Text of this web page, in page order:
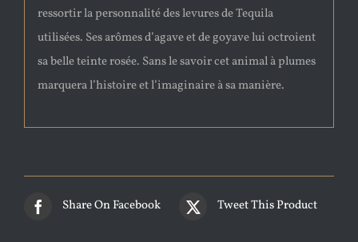
ressortir la personnalité des levures de Tequila
utilisées. Ses arômes d’agave et de goyave lui octroient
sa belle teinte rosée. Sans le savoir cet animal à plumes
marquera l’histoire et l’imaginaire à sa manière.
Share On Facebook Tweet This Product